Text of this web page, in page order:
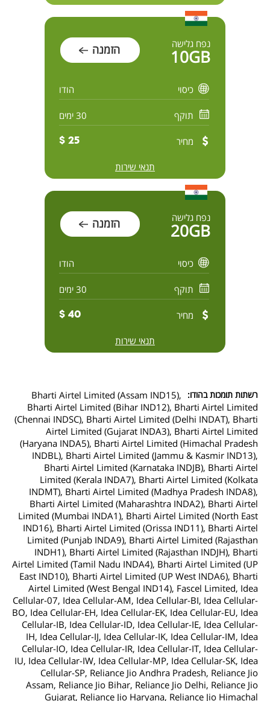
נפח גלישה
10GB הזמנה
כיסוי הודו
תוקף 30 ימים
מחיר 25 $
תנאי שירות
נפח גלישה
20GB הזמנה
כיסוי הודו
תוקף 30 ימים
מחיר 40 $
תנאי שירות
רשתות תומכות בהודו:
Bharti Airtel Limited (Assam IND15),
Bharti Airtel Limited (Bihar IND12), Bharti Airtel Limited
(Chennai INDSC), Bharti Airtel Limited (Delhi INDAT), Bharti
Airtel Limited (Gujarat INDA3), Bharti Airtel Limited
(Haryana INDA5), Bharti Airtel Limited (Himachal Pradesh
INDBL), Bharti Airtel Limited (Jammu & Kasmir IND13),
Bharti Airtel Limited (Karnataka INDJB), Bharti Airtel
Limited (Kerala INDA7), Bharti Airtel Limited (Kolkata
INDMT), Bharti Airtel Limited (Madhya Pradesh INDA8),
Bharti Airtel Limited (Maharashtra INDA2), Bharti Airtel
Limited (Mumbai INDA1), Bharti Airtel Limited (North East
IND16), Bharti Airtel Limited (Orissa IND11), Bharti Airtel
Limited (Punjab INDA9), Bharti Airtel Limited (Rajasthan
INDH1), Bharti Airtel Limited (Rajasthan INDJH), Bharti
Airtel Limited (Tamil Nadu INDA4), Bharti Airtel Limited (UP
East IND10), Bharti Airtel Limited (UP West INDA6), Bharti
Airtel Limited (West Bengal IND14), Fascel Limited, Idea
Cellular-07, Idea Cellular-AM, Idea Cellular-BI, Idea Cellular-
BO, Idea Cellular-EH, Idea Cellular-EK, Idea Cellular-EU, Idea
Cellular-IB, Idea Cellular-ID, Idea Cellular-IE, Idea Cellular-
IH, Idea Cellular-IJ, Idea Cellular-IK, Idea Cellular-IM, Idea
Cellular-IO, Idea Cellular-IR, Idea Cellular-IT, Idea Cellular-
IU, Idea Cellular-IW, Idea Cellular-MP, Idea Cellular-SK, Idea
Cellular-SP, Reliance Jio Andhra Pradesh, Reliance Jio
Assam, Reliance Jio Bihar, Reliance Jio Delhi, Reliance Jio
Gujarat, Reliance Jio Haryana, Reliance Jio Himachal